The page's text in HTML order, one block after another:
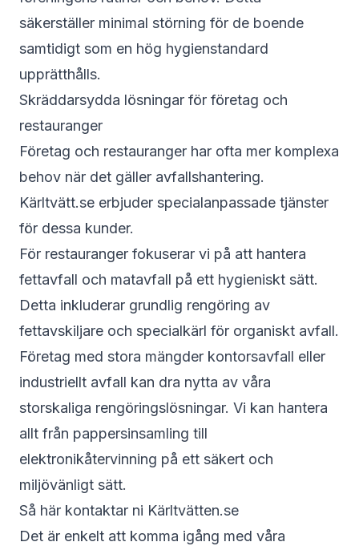
säkerställer minimal störning för de boende
samtidigt som en hög hygienstandard
upprätthålls.
Skräddarsydda lösningar för företag och
restauranger
Företag och restauranger har ofta mer komplexa
behov när det gäller avfallshantering.
Kärltvätt.se erbjuder specialanpassade tjänster
för dessa kunder.
För restauranger fokuserar vi på att hantera
fettavfall och matavfall på ett hygieniskt sätt.
Detta inkluderar grundlig rengöring av
fettavskiljare och specialkärl för organiskt avfall.
Företag med stora mängder kontorsavfall eller
industriellt avfall kan dra nytta av våra
storskaliga rengöringslösningar. Vi kan hantera
allt från pappersinsamling till
elektronikåtervinning på ett säkert och
miljövänligt sätt.
Så här kontaktar ni Kärltvätten.se
Det är enkelt att komma igång med våra